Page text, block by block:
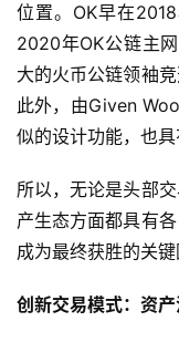
位置。OK早在
2020年OK公链主
大的火币公链领袖
此外，由Given
似的设计功能，也具
所以，无论是头部
产生态方面都具有
成为最终获胜的关键
创新交易模式： 资